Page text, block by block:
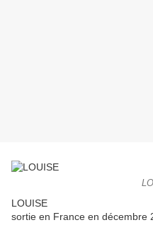
LOUISE
sortie en France en décembre